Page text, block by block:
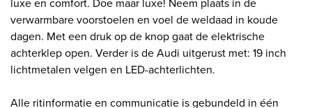
verwarmbare voorstoelen en voel de weldaad in koude
dagen. Met een druk op de knop gaat de elektrische
achterklep open. Verder is de Audi uitgerust met: 19 inch
lichtmetalen velgen en LED-achterlichten.
Alle ritinformatie en communicatie is gebundeld in één